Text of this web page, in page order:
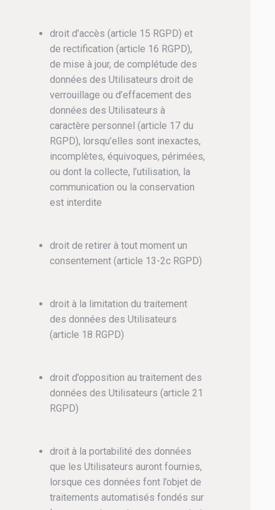
droit d’accès (article 15 RGPD) et
de rectification (article 16 RGPD),
de mise à jour, de complétude des
données des Utilisateurs droit de
verrouillage ou d’effacement des
données des Utilisateurs à
caractère personnel (article 17 du
RGPD), lorsqu’elles sont inexactes,
incomplètes, équivoques, périmées,
ou dont la collecte, l’utilisation, la
communication ou la conservation
est interdite
droit de retirer à tout moment un
consentement (article 13-2c RGPD)
droit à la limitation du traitement
des données des Utilisateurs
(article 18 RGPD)
droit d’opposition au traitement des
données des Utilisateurs (article 21
RGPD)
droit à la portabilité des données
que les Utilisateurs auront fournies,
lorsque ces données font l’objet de
traitements automatisés fondés sur